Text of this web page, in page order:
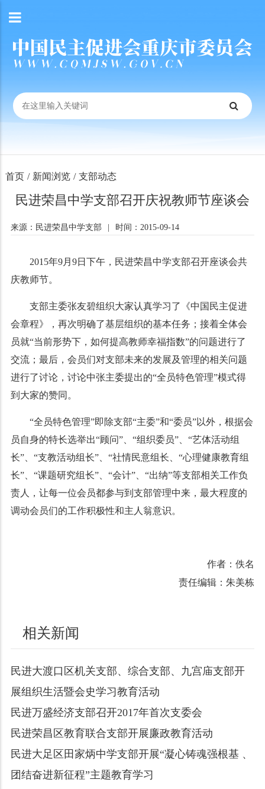
首页 / 新闻浏览 / 支部动态
民进荣昌中学支部召开庆祝教师节座谈会
来源：民进荣昌中学支部 时间：2015-09-14
2015年9月9日下午，民进荣昌中学支部召开座谈会共
庆教师节。
支部主委张友碧组织大家认真学习了《中国民主促进
会章程》，再次明确了基层组织的基本任务；接着全体会
员就“当前形势下，如何提高教师幸福指数”的问题进行了
交流；最后，会员们对支部未来的发展及管理的相关问题
进行了讨论，讨论中张主委提出的“全员特色管理”模式得
到大家的赞同。
“全员特色管理”即除支部“主委”和“委员”以外，根据会
员自身的特长选举出“顾问”、“组织委员”、“艺体活动组
长”、“支教活动组长”、“社情民意组长、“心理健康教育组
长”、“课题研究组长”、“会计”、“出纳”等支部相关工作负
责人，让每一位会员都参与到支部管理中来，最大程度的
调动会员们的工作积极性和主人翁意识。
作者：佚名
责任编辑：朱美栋
相关新闻
民进大渡口区机关支部、综合支部、九宫庙支部开
展组织生活暨会史学习教育活动
民进万盛经济支部召开2017年首次支委会
民进荣昌区教育联合支部开展廉政教育活动
民进大足区田家炳中学支部开展“凝心铸魂强根基 、
团结奋进新征程”主题教育学习